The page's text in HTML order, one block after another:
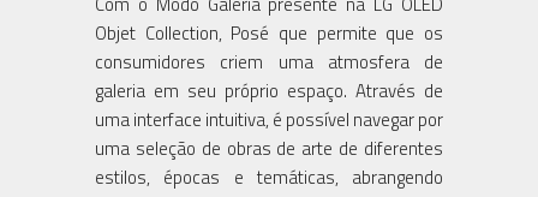
Objet Collection, Posé que permite que os
consumidores criem uma atmosfera de
galeria em seu próprio espaço. Através de
uma interface intuitiva, é possível navegar por
uma seleção de obras de arte de diferentes
estilos, épocas e temáticas, abrangendo